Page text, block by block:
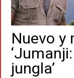
Nuevo y
jungla’